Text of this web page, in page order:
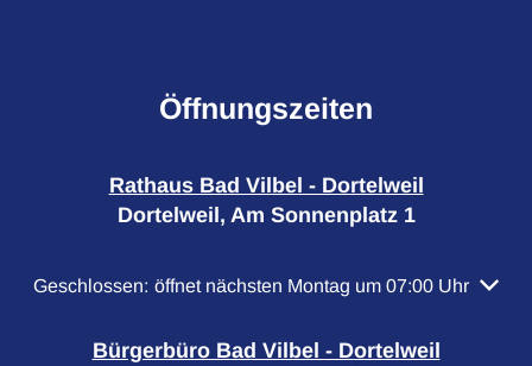
Öffnungszeiten
Rathaus Bad Vilbel - Dortelweil
Dortelweil, Am Sonnenplatz 1
Klicken, um weitere Öffnungs- oder Schließzeiten
Geschlossen: öffnet nächsten Montag um 07:00 Uhr
Bürgerbüro Bad Vilbel - Dortelweil